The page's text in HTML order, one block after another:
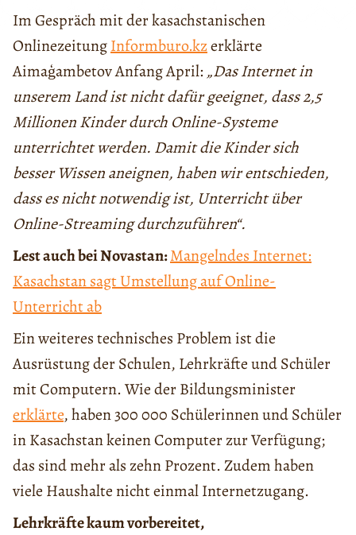
Im Gespräch mit der kasachstanischen
OnlinezeitungInformburo.kzerklärte
Aimaģambetov Anfang April: „Das Internet in
unserem Land ist nicht dafür geeignet, dass 2,5
Millionen Kinder durch Online-Systeme
unterrichtet werden. Damit die Kinder sich
besser Wissen aneignen, haben wir entschieden,
dass es nicht notwendig ist, Unterricht über
Online-Streaming durchzuführen“.
Lest auch bei Novastan:Mangelndes Internet:
Kasachstan sagt Umstellung auf Online-
Unterricht ab
Ein weiteres technisches Problem ist die
Ausrüstung der Schulen, Lehrkräfte und Schüler
mit Computern. Wie der Bildungsminister
erklärte, haben 300 000 Schülerinnen und Schüler
in Kasachstan keinen Computer zur Verfügung;
das sind mehr als zehn Prozent. Zudem haben
viele Haushalte nicht einmal Internetzugang.
Lehrkräfte kaum vorbereitet,